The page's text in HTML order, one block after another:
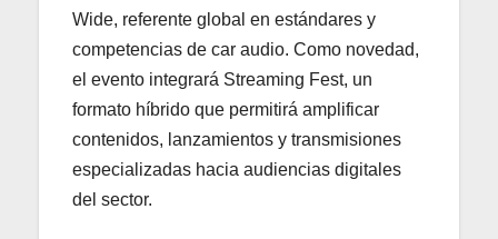
Wide, referente global en estándares y
competencias de car audio. Como novedad,
el evento integrará Streaming Fest, un
formato híbrido que permitirá amplificar
contenidos, lanzamientos y transmisiones
especializadas hacia audiencias digitales
del sector.